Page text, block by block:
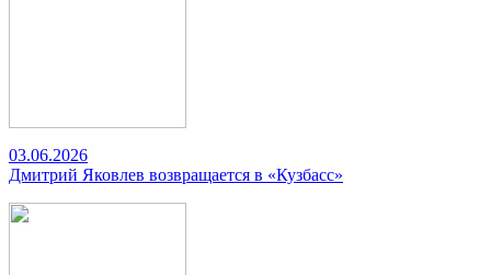
03.06.2026
Дмитрий Яковлев возвращается в «Кузбасс»